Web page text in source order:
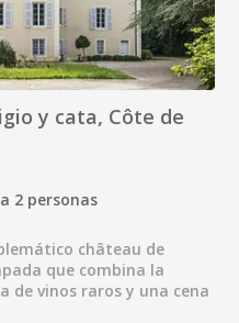
y cata, Côte de
2 personas
château de
que combina la
de vinos raros y una cena